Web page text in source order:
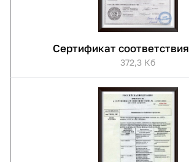
Сертификат
372,3 Кб